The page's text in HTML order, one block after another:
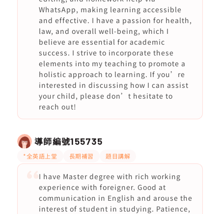
WhatsApp, making learning accessible
and effective. I have a passion for health,
law, and overall well-being, which I
believe are essential for academic
success. I strive to incorporate these
elements into my teaching to promote a
holistic approach to learning. If you’re
interested in discussing how I can assist
your child, please don’t hesitate to
reach out!
導師編號155735
*全英語上堂 長期補習 題目講解
I have Master degree with rich working
experience with foreigner. Good at
communication in English and arouse the
interest of student in studying. Patience,